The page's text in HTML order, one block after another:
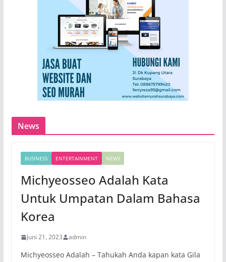
News
BUSINESS ENTERTAINMENT NEWS
Michyeosseo Adalah Kata
Untuk Umpatan Dalam Bahasa
Korea
Juni 21, 2023 admin
Michyeosseo Adalah – Tahukah Anda kapan kata Gila